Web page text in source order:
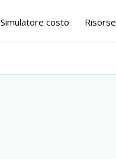
Simulatore costo Risorse